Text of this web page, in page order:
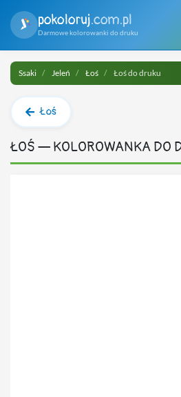
pokoloruj.com.pl
Darmowe kolorowanki do druku
Ssaki Jeleń Łoś Łoś do druku
Łoś
ŁOŚ — KOLOROWANKA DO